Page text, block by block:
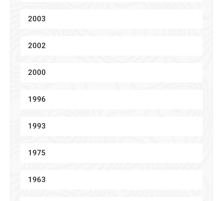
2003
2002
2000
1996
1993
1975
1963